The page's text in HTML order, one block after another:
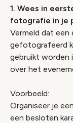
1. Wees in
fotografie in je
Vermeld dat een
gefotografeerd
gebruikt worden
over het
Voorbeeld:
Organiseer je
een besloten